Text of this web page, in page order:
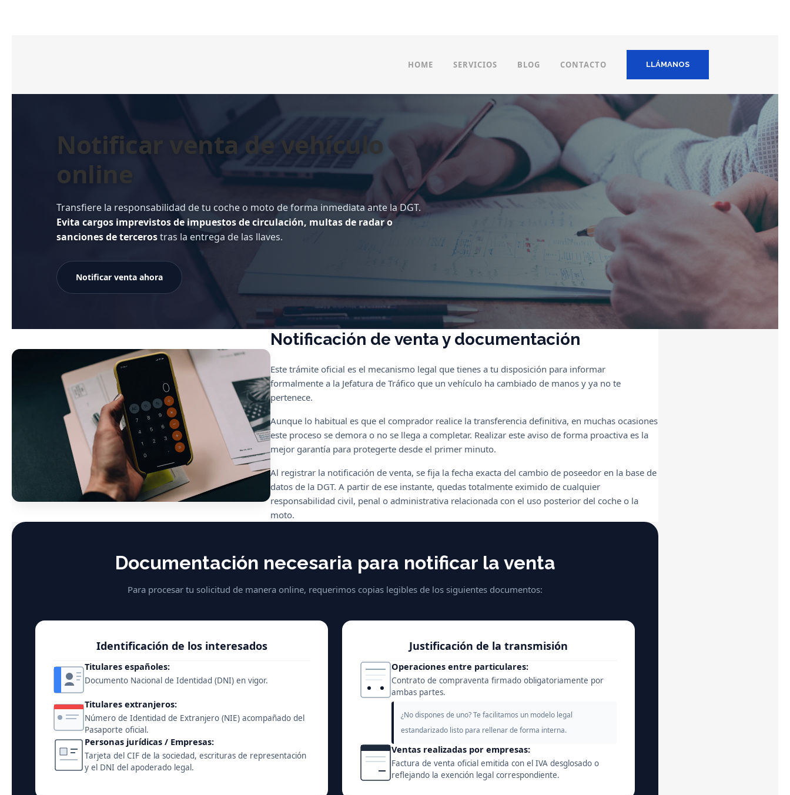
LLÁMANOS
HOME SERVICIOS BLOG CONTACTO
Notificar venta de vehículo
online
Transfiere la responsabilidad de tu coche o moto de forma inmediata ante la DGT.
Evita cargos imprevistos de impuestos de circulación, multas de radar o
sanciones de tercerostras la entrega de las llaves.
Notificar venta ahora
Notificación de venta y documentación
Este trámite oficial es el mecanismo legal que tienes a tu disposición para informar
formalmente a la Jefatura de Tráfico que un vehículo ha cambiado de manos y ya no te
pertenece.
Aunque lo habitual es que el comprador realice la transferencia definitiva, en muchas ocasiones
este proceso se demora o no se llega a completar. Realizar este aviso de forma proactiva es la
mejor garantía para protegerte desde el primer minuto.
Al registrar la notificación de venta, se fija la fecha exacta del cambio de poseedor en la base de
datos de la DGT. A partir de ese instante, quedas totalmente eximido de cualquier
responsabilidad civil, penal o administrativa relacionada con el uso posterior del coche o la
moto.
Documentación necesaria para notificar la venta
Para procesar tu solicitud de manera online, requerimos copias legibles de los siguientes documentos:
Identificación de los interesados
Titulares españoles:
Documento Nacional de Identidad (DNI) en vigor.
Titulares extranjeros:
Número de Identidad de Extranjero (NIE) acompañado del
Pasaporte oficial.
Personas jurídicas / Empresas:
Tarjeta del CIF de la sociedad, escrituras de representación
y el DNI del apoderado legal.
Justificación de la transmisión
Operaciones entre particulares:
Contrato de compraventa firmado obligatoriamente por
ambas partes.
¿No dispones de uno? Te facilitamos un modelo legal
estandarizado listo para rellenar de forma interna.
Ventas realizadas por empresas:
Factura de venta oficial emitida con el IVA desglosado o
reflejando la exención legal correspondiente.